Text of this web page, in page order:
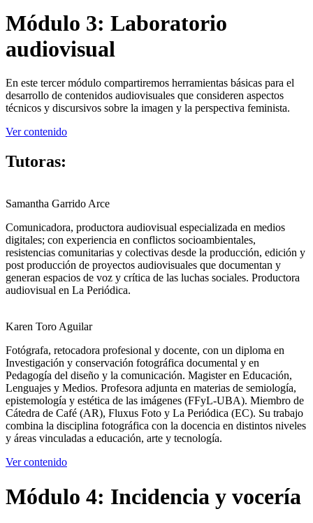
Módulo 3: Laboratorio
audiovisual
En este tercer módulo compartiremos herramientas básicas para el
desarrollo de contenidos audiovisuales que consideren aspectos
técnicos y discursivos sobre la imagen y la perspectiva feminista.
Ver contenido
Tutoras:
Samantha Garrido Arce
Comunicadora, productora audiovisual especializada en medios
digitales; con experiencia en conflictos socioambientales,
resistencias comunitarias y colectivas desde la producción, edición y
post producción de proyectos audiovisuales que documentan y
generan espacios de voz y crítica de las luchas sociales. Productora
audiovisual en La Periódica.
Karen Toro Aguilar
Fotógrafa, retocadora profesional y docente, con un diploma en
Investigación y conservación fotográfica documental y en
Pedagogía del diseño y la comunicación. Magister en Educación,
Lenguajes y Medios. Profesora adjunta en materias de semiología,
epistemología y estética de las imágenes (FFyL-UBA). Miembro de
Cátedra de Café (AR), Fluxus Foto y La Periódica (EC). Su trabajo
combina la disciplina fotográfica con la docencia en distintos niveles
y áreas vinculadas a educación, arte y tecnología.
Ver contenido
Módulo 4: Incidencia y vocería